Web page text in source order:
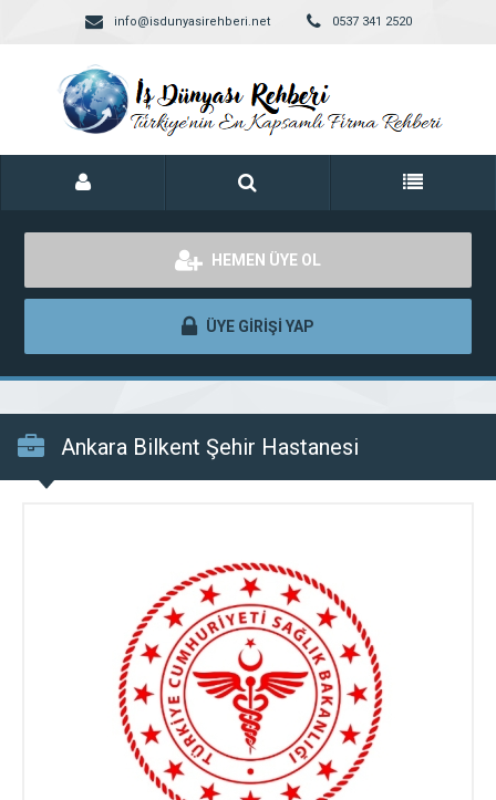
info@isdunyasirehberi.net 0537 341 2520
HEMEN ÜYE OL
ÜYE GİRİŞİ YAP
Ankara Bilkent Şehir Hastanesi